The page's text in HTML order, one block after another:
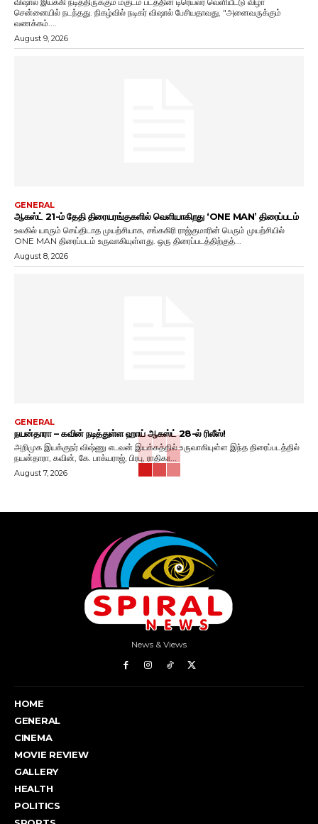
சென்னையில் நடந்தது. நிகழ்வில் நடிகர் விஷால் பேசியதாவது, "அனைவருக்கும்
வணக்கம்....
August 9, 2026
GENERAL
ஆகஸ்ட் 21-ம் தேதி திரையரங்குகளில் வெளியாகிறது ‘ONE MAN’ திரைப்படம்
உலகில் யாரும் செய்திடாத முயற்சியாக, சங்ககிரி ராஜ்குமாரின் பெரும் முயற்சியில்
ONE MAN திரைப்படம் உருவாகியுள்ளது. ஒரு திரைப்படத்திற்குத்...
August 8, 2026
GENERAL
நயன்தாரா – கவின் நடித்துள்ள ஹாய் ஆகஸ்ட் 28-ல் ரிலீஸ்!
அறிமுக இயக்குநர் விஷ்ணு எடவன் இயக்கத்தில் உருவாகியுள்ள இந்த திரைப்படத்தில்
நயன்தாரா, கவின், கே. பாக்யராஜ், பிரபு, ராதிகா...
August 7, 2026
News & Views
HOME
GENERAL
CINEMA
MOVIE REVIEW
GALLERY
HEALTH
POLITICS